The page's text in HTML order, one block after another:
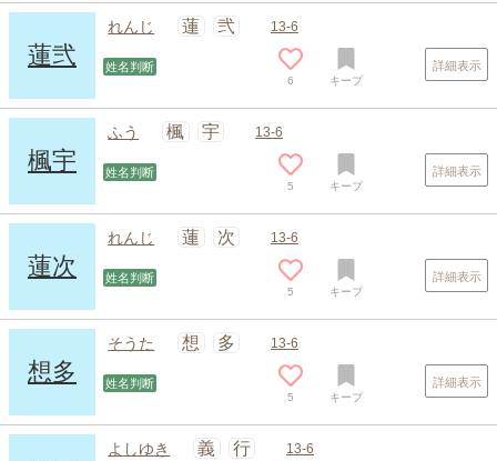
蓮弐
れんじ 蓮 弐 13-6
姓名判断
6 キープ
詳細表示
楓宇
ふう 楓 宇 13-6
姓名判断
5 キープ
詳細表示
蓮次
れんじ 蓮 次 13-6
姓名判断
5 キープ
詳細表示
想多
そうた 想 多 13-6
姓名判断
5 キープ
詳細表示
よしゆき 義 行 13-6